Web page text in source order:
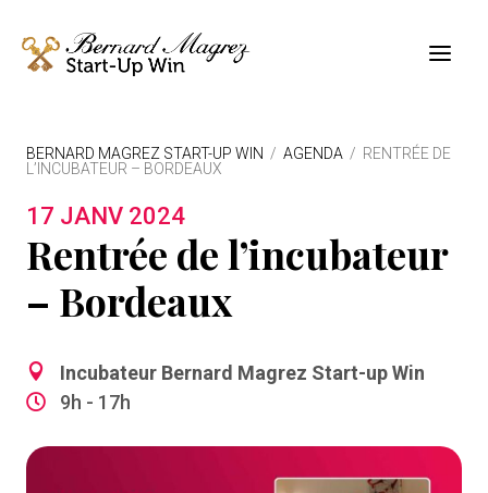
a
BERNARD MAGREZ START-UP WIN / AGENDA / RENTRÉE DE
L’INCUBATEUR – BORDEAUX
17 JANV 2024
Rentrée de l’incubateur
– Bordeaux
 Incubateur Bernard Magrez Start-up Win
 9h - 17h